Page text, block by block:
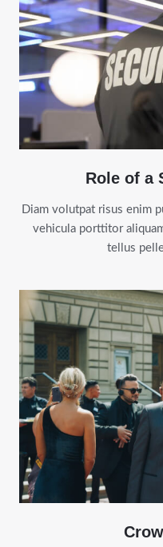
Role of a
Diam volutpat risus enim
vehicula porttitor
tellus